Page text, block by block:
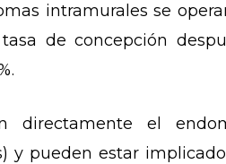
intramurales se
de concepción
directamente el
y pueden estar